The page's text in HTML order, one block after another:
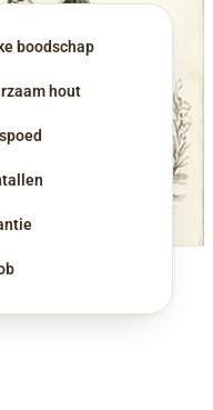
boodschap
hout